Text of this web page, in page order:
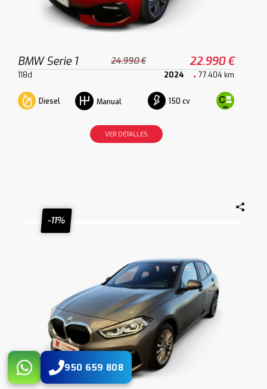
BMW Serie 1 24.990 € 22.990 €
118d 2024 77.404 km
Diesel Manual 150 cv
VER DETALLES
-11%
950 659 808